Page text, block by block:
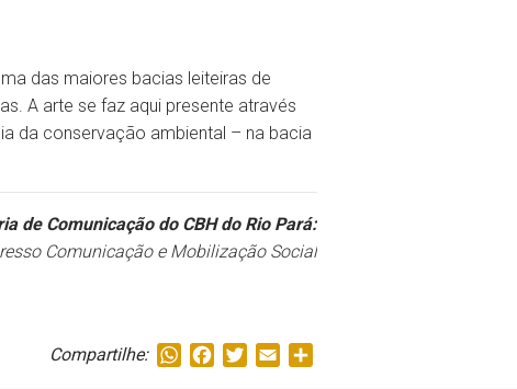
das maiores bacias leiteiras de
A arte se faz aqui presente através
da conservação ambiental – na bacia
de Comunicação do CBH do Rio Pará:
Comunicação e Mobilização Social
Compartilhe: WhatsApp
FacebookTwitterEmail